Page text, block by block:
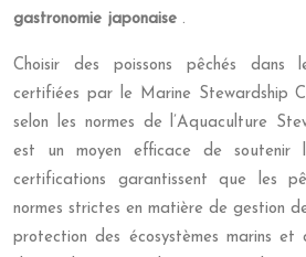
gastronomie japonaise .
Choisir des poissons pêchés dans
certifiées par le Marine Stewardship
selon les normes de l’Aquaculture
est un moyen efficace de soutenir
certifications garantissent que les
normes strictes en matière de gestion
protection des écosystèmes marins